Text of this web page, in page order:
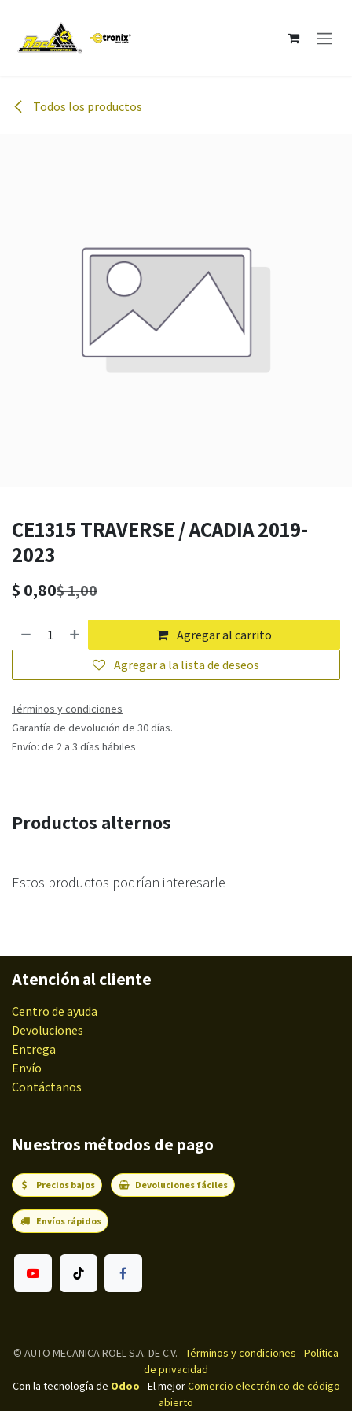
Todos los productos
CE1315 TRAVERSE / ACADIA 2019-
2023
$ 0,80$1,00
Agregar al carrito
Agregar a la lista de deseos
Términos y condiciones
Garantía de devolución de 30 días.
Envío: de 2 a 3 días hábiles
Productos alternos
Estos productos podrían interesarle
Atención al cliente
Centro de ayuda
Devoluciones
Entrega
Envío
Contáctanos
Nuestros métodos de pago
Precios bajos Devoluciones fáciles
Envíos rápidos
© AUTO MECANICA ROEL S.A. DE C.V. -Términos y condiciones -Política
de privacidad
Con la tecnología de Odoo - El mejorComercio electrónico de código
abierto